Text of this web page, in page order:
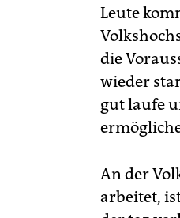
Leute
die
wieder
gut laufe
An der
arbeitet,